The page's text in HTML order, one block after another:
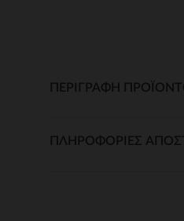
ΠΕΡΙΓΡΑΦΉ
ΠΛΗΡΟΦΟΡΊΕΣ